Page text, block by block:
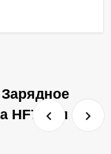
HF7 для